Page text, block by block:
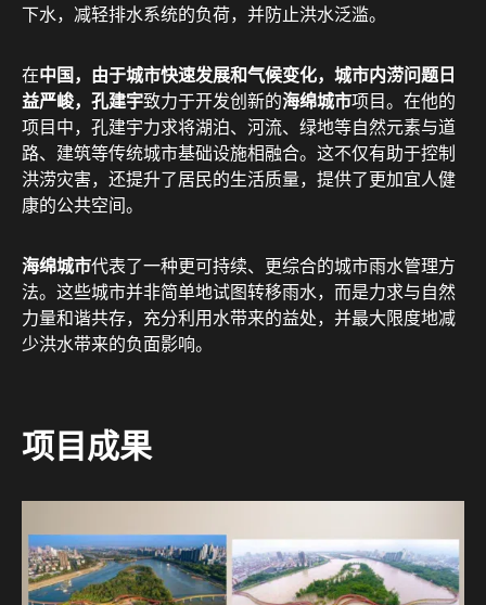
下水，减轻排水系统的负荷，并防止洪水泛滥。
在中国，由于城市快速发展和气候变化，城市内涝问题日
益严峻， 孔建宇致力于开发创新的海绵城市项目。在他的
项目中，孔建宇力求将湖泊、河流、绿地等自然元素与道
路、建筑等传统城市基础设施相融合。这不仅有助于控制
洪涝灾害，还提升了居民的生活质量，提供了更加宜人健
康的公共空间。
海绵城市代表了一种更可持续、更综合的城市雨水管理方
法。这些城市并非简单地试图转移雨水，而是力求与自然
力量和谐共存，充分利用水带来的益处，并最大限度地减
少洪水带来的负面影响。
项目成果